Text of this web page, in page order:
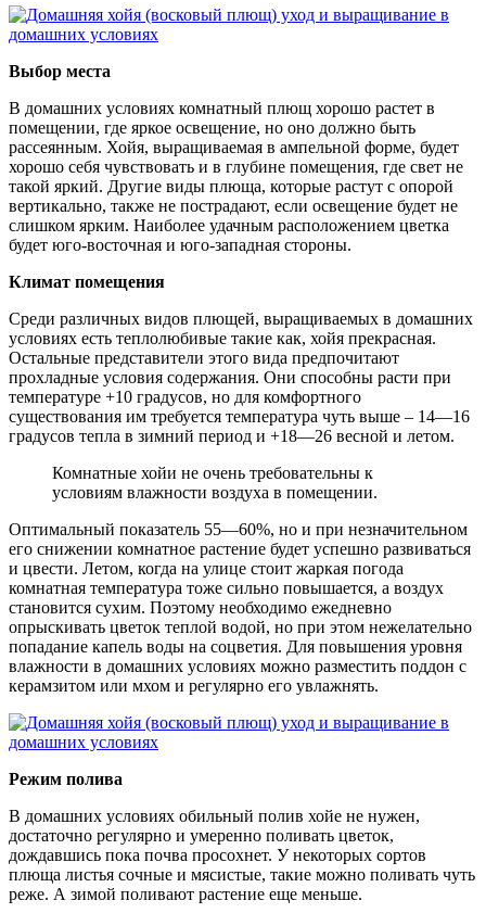
Выбор места
В домашних условиях комнатный плющ хорошо растет в
помещении, где яркое освещение, но оно должно быть
рассеянным. Хойя, выращиваемая в ампельной форме, будет
хорошо себя чувствовать и в глубине помещения, где свет не
такой яркий. Другие виды плюща, которые растут с опорой
вертикально, также не пострадают, если освещение будет не
слишком ярким. Наиболее удачным расположением цветка
будет юго-восточная и юго-западная стороны.
Климат помещения
Среди различных видов плющей, выращиваемых в домашних
условиях есть теплолюбивые такие как, хойя прекрасная.
Остальные представители этого вида предпочитают
прохладные условия содержания. Они способны расти при
температуре +10 градусов, но для комфортного
существования им требуется температура чуть выше – 14—16
градусов тепла в зимний период и +18—26 весной и летом.
Комнатные хойи не очень требовательны к
условиям влажности воздуха в помещении.
Оптимальный показатель 55—60%, но и при незначительном
его снижении комнатное растение будет успешно развиваться
и цвести. Летом, когда на улице стоит жаркая погода
комнатная температура тоже сильно повышается, а воздух
становится сухим. Поэтому необходимо ежедневно
опрыскивать цветок теплой водой, но при этом нежелательно
попадание капель воды на соцветия. Для повышения уровня
влажности в домашних условиях можно разместить поддон с
керамзитом или мхом и регулярно его увлажнять.
Режим полива
В домашних условиях обильный полив хойе не нужен,
достаточно регулярно и умеренно поливать цветок,
дождавшись пока почва просохнет. У некоторых сортов
плюща листья сочные и мясистые, такие можно поливать чуть
реже. А зимой поливают растение еще меньше.